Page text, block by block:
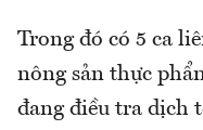
Trong đó có 5 ca
nông sản thực
đang điều tra dịch